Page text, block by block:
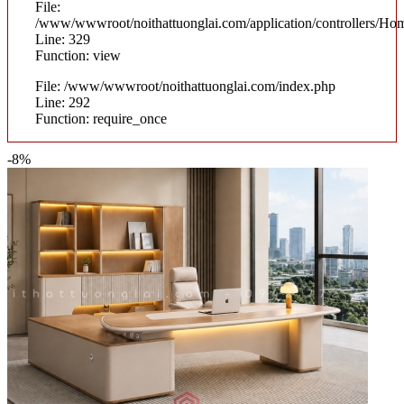
File:
/www/wwwroot/noithattuonglai.com/application/controllers/
Line: 329
Function: view
File: /www/wwwroot/noithattuonglai.com/index.php
Line: 292
Function: require_once
-8%